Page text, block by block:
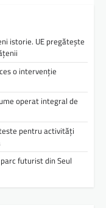
istorie. UE pregătește
o intervenție
operat integral de
pentru activități
futurist din Seul